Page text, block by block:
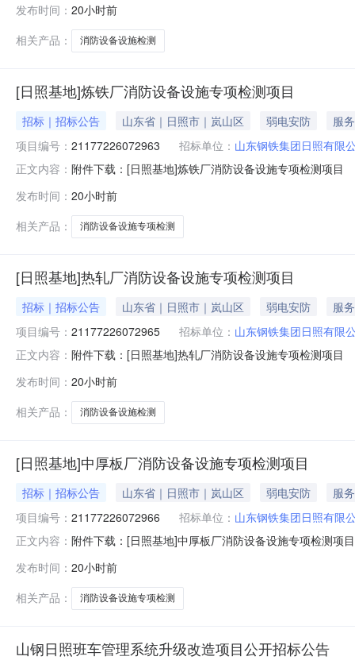
发布时间： 20小时前
相关产品：
消防设备设施检测
[日照基地]炼铁厂消防设备设施专项检测项目
招标｜招标公告 山东省｜日照市｜岚山区 弱电安防
服务
项目编号： 21177226072963 招标单位： 山东钢铁集团日照有限
正文内容： 附件下载：[日照基地]炼铁厂消防设备设施专项检测项目
发布时间： 20小时前
相关产品：
消防设备设施专项检测
[日照基地]热轧厂消防设备设施专项检测项目
招标｜招标公告 山东省｜日照市｜岚山区 弱电安防
服务
项目编号： 21177226072965 招标单位： 山东钢铁集团日照有限
正文内容： 附件下载：[日照基地]热轧厂消防设备设施专项检测项目
发布时间： 20小时前
相关产品：
消防设备设施检测
[日照基地]中厚板厂消防设备设施专项检测项目
招标｜招标公告 山东省｜日照市｜岚山区 弱电安防
服务
项目编号： 21177226072966 招标单位： 山东钢铁集团日照有限
正文内容： 附件下载：[日照基地]中厚板厂消防设备设施专项检测项目
发布时间： 20小时前
相关产品：
消防设备设施专项检测
山钢日照班车管理系统升级改造项目公开招标公告